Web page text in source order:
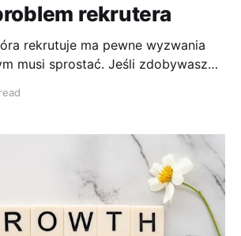
rekrutera
rekrutuje ma pewne wyzwania
musi sprostać. Jeśli zdobywasz